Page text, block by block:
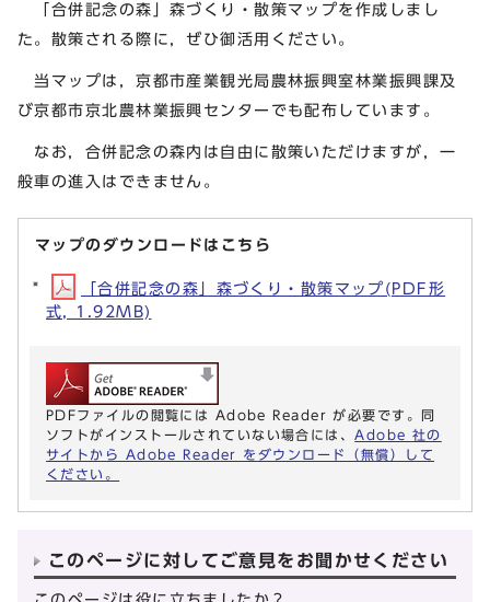
「合併記念の森」森づくり・散策マップを作成しまし
た。散策される際に，ぜひ御活用ください。
当マップは，京都市産業観光局農林振興室林業振興課及
び京都市京北農林業振興センターでも配布しています。
なお，合併記念の森内は自由に散策いただけますが，一
般車の進入はできません。
マップのダウンロードはこちら
「合併記念の森」森づくり・散策マップ(PDF形
式, 1.92MB)
PDFファイルの閲覧には Adobe Reader が必要です。同
ソフトがインストールされていない場合には、 Adobe 社の
サイトから Adobe Reader をダウンロード（無償）して
ください。
このページに対してご意見をお聞かせください